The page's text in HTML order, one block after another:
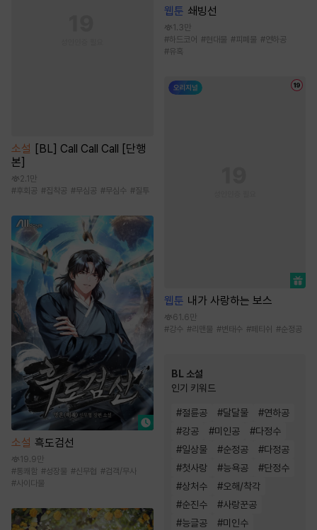
소설 [BL] Call Call Call [단행
본]
2.1만
#후회공 #집착공 #무심공 #무심수 #질투
소설 흑도검선
19.9만
#통쾌함 #성장물 #신무협 #검객/무사
#사이다물
웹툰 쇄빙선
1.3만
#하드코어 #현대물 #피폐물 #연하공
#유혹
웹툰 내가 사랑하는 보스
61.6만
#강수 #리맨물 #변태수 #페티쉬 #순정공
BL 소설
인기 키워드
#절륜공 #달달물 #연하공
#강공 #미인공 #다정수
#일상물 #순정공 #다정공
#첫사랑 #능욕공 #단정수
#상처수 #오해/착각
#순진수 #사랑꾼공
#능글공 #미인수